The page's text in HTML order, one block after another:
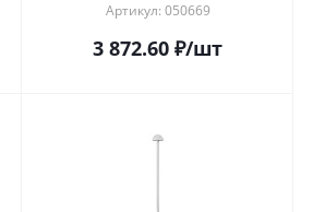
Артикул: 050669
3 872.60 ₽/шт